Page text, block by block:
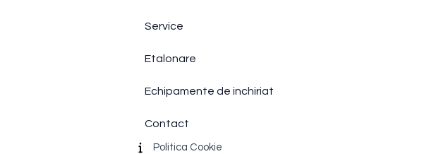
Service
Etalonare
Echipamente de inchiriat
Contact
Politica Cookie